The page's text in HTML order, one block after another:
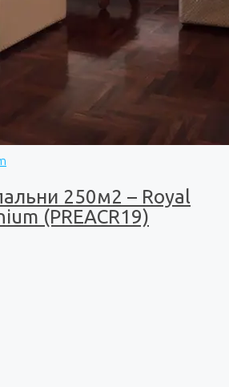
250м2 – Royal
(PREACR19)